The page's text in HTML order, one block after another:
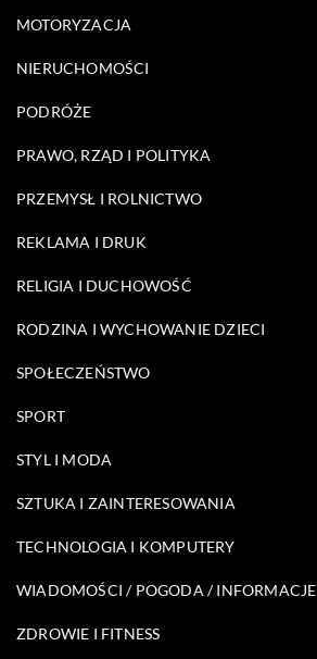
MOTORYZACJA
NIERUCHOMOŚCI
PODRÓŻE
PRAWO, RZĄD I POLITYKA
PRZEMYSŁ I ROLNICTWO
REKLAMA I DRUK
RELIGIA I DUCHOWOŚĆ
RODZINA I WYCHOWANIE DZIECI
SPOŁECZEŃSTWO
SPORT
STYL I MODA
SZTUKA I ZAINTERESOWANIA
TECHNOLOGIA I KOMPUTERY
WIADOMOŚCI / POGODA / INFORMACJE
ZDROWIE I FITNESS